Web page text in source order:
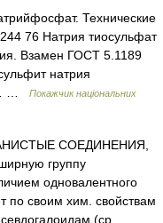
Технические
76 Натрия тиосульфат
Взамен ГОСТ 5.1189
натрия
…
Покажчик національних
СОЕДИНЕНИЯ,
группу
одновалентного
по своим хим. свойствам
(ср.